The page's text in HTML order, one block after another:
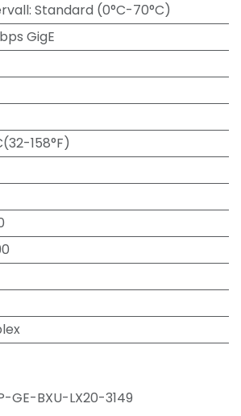
: Standard (0°C-70°C)
GigE
158°F)
GE-BXU-LX20-3149